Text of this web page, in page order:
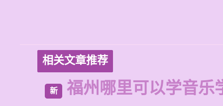
相关文章推荐
新 福州哪里可以学音乐